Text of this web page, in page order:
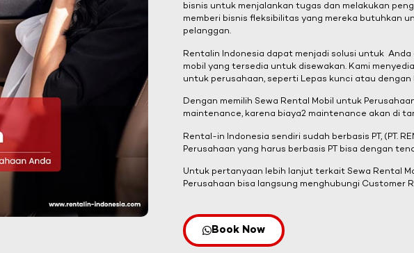
bisnis untuk menjalankan tugas dan melakukan
memberi bisnis fleksibilitas yang mereka butuhkan
pelanggan.
Rentalin Indonesia dapat menjadi solusi untuk
mobil yang tersedia untuk disewakan. Kami
untuk perusahaan, seperti Lepas kunci atau dengan
Dengan memilih Sewa Rental Mobil untuk
maintenance, karena biaya2 maintenance akan di
Rental-in Indonesia sendiri sudah berbasis PT, (PT.
Perusahaan yang harus berbasis PT bisa dengan
Untuk pertanyaan lebih lanjut terkait Sewa Rental
Perusahaan bisa langsung menghubungi Customer
Book Now